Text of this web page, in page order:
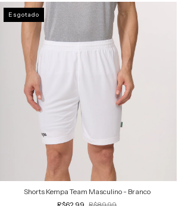
Esgotado
Shorts Kempa Team Masculino - Branco
R$62,99 R$89,99